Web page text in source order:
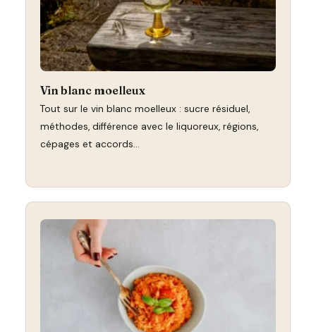
Vin blanc moelleux
Tout sur le vin blanc moelleux : sucre résiduel,
méthodes, différence avec le liquoreux, régions,
cépages et accords…